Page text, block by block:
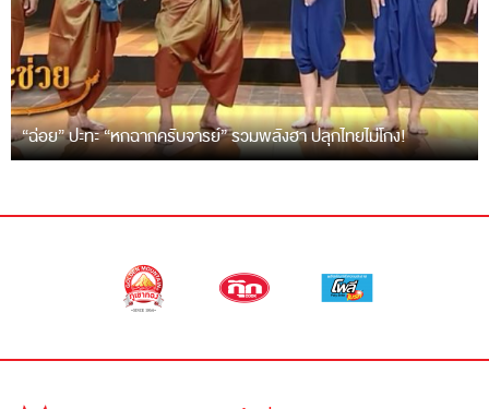
“ฉ่อย” ปะทะ “หกฉากครับจารย์” รวมพลังฮา ปลุกไทยไม่โกง!